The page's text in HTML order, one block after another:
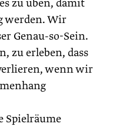
zu üben, damit
werden. Wir
Genau-so-Sein.
zu erleben, dass
wenn wir
Spielräume